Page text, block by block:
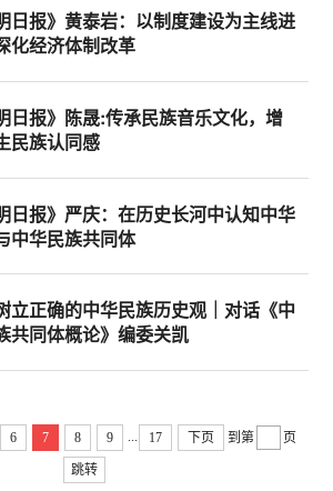
日报》黄泰岩：以制度建设为主线进
化经济体制改革
日报》陈晟:传承民族音乐文化，增
民族认同感
日报》严庆：在历史长河中认知中华
中华民族共同体
立正确的中华民族历史观｜对话《中
共同体概论》编委关凯
6 7 8 9 ... 17 下页 到第 页
跳转